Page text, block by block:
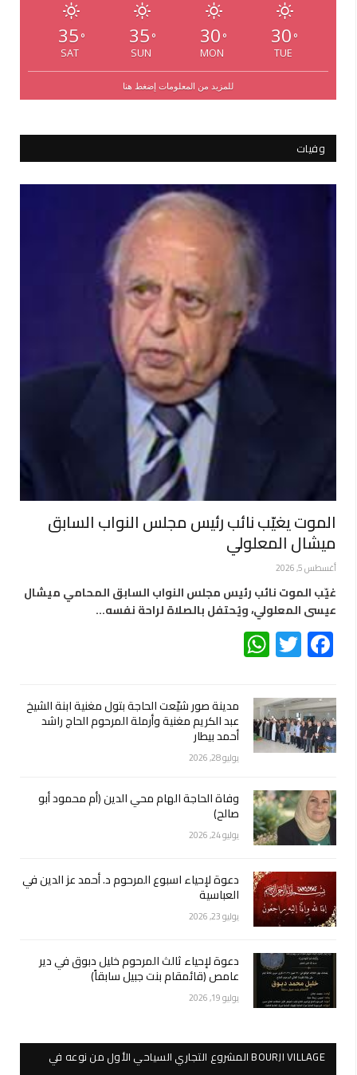
35 °
SAT
35 °
SUN
30 °
MON
30 °
TUE
للمزيد من المعلومات إضغط هنا
وفيات
الموت يغيّب نائب رئيس مجلس النواب السابق
ميشال المعلولي
أغسطس 5, 2026
غيّب الموت نائب رئيس مجلس النواب السابق المحامي ميشال
عيسى المعلولي، ويُحتفل بالصلاة لراحة نفسه…
Facebook
Twitter
مدينة صور شيّعت الحاجة بتول مغنية ابنة الشيخ
عبد الكريم مغنية وأرملة المرحوم الحاج راشد
أحمد بيطار
يوليو 28, 2026
وفاة الحاجة الهام محي الدين (أم محمود أبو
صالح)
يوليو 24, 2026
دعوة لإحياء اسبوع المرحوم د. أحمد عز الدين في
العباسية
يوليو 23, 2026
دعوة لإحياء ثالث المرحوم خليل دبوق في دير
عامص (قائمقام بنت جبيل سابقاً)
يوليو 19, 2026
BOURJI VILLAGE المشروع التجاري السياحي الأول من نوعه في